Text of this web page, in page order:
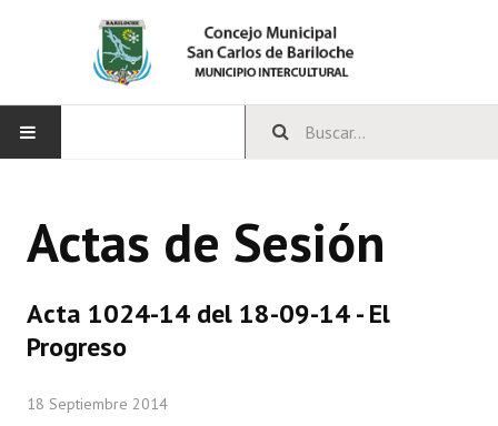
CONCEJO
Integrantes del Concejo
Actas de Sesión
Acta 1024-14 del 18-09-14 - El
Progreso
18 Septiembre 2014